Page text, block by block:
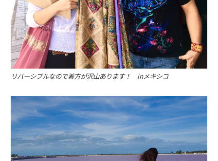
リバーシブルなので着方が沢山あります！ inメキシコ